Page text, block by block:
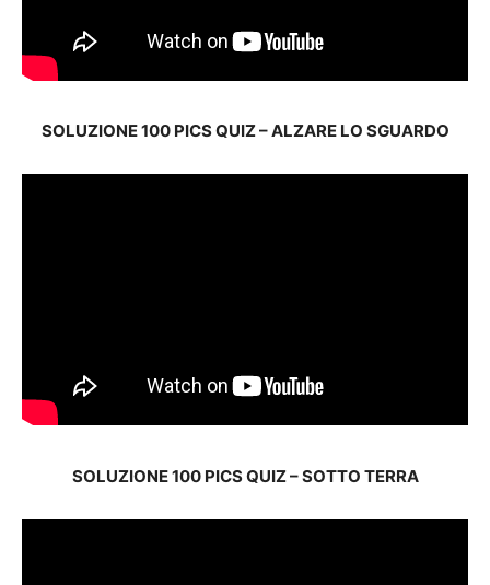
SOLUZIONE 100 PICS QUIZ – ALZARE LO SGUARDO
SOLUZIONE 100 PICS QUIZ – SOTTO TERRA